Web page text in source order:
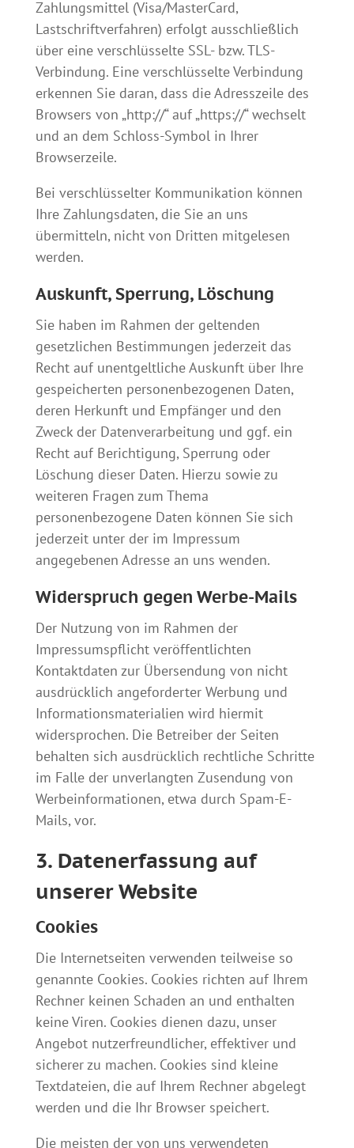
Zahlungsmittel (Visa/MasterCard,
Lastschriftverfahren) erfolgt ausschließlich
über eine verschlüsselte SSL- bzw. TLS-
Verbindung. Eine verschlüsselte Verbindung
erkennen Sie daran, dass die Adresszeile des
Browsers von „http://“ auf „https://“ wechselt
und an dem Schloss-Symbol in Ihrer
Browserzeile.
Bei verschlüsselter Kommunikation können
Ihre Zahlungsdaten, die Sie an uns
übermitteln, nicht von Dritten mitgelesen
werden.
Auskunft, Sperrung, Löschung
Sie haben im Rahmen der geltenden
gesetzlichen Bestimmungen jederzeit das
Recht auf unentgeltliche Auskunft über Ihre
gespeicherten personenbezogenen Daten,
deren Herkunft und Empfänger und den
Zweck der Datenverarbeitung und ggf. ein
Recht auf Berichtigung, Sperrung oder
Löschung dieser Daten. Hierzu sowie zu
weiteren Fragen zum Thema
personenbezogene Daten können Sie sich
jederzeit unter der im Impressum
angegebenen Adresse an uns wenden.
Widerspruch gegen Werbe-Mails
Der Nutzung von im Rahmen der
Impressumspflicht veröffentlichten
Kontaktdaten zur Übersendung von nicht
ausdrücklich angeforderter Werbung und
Informationsmaterialien wird hiermit
widersprochen. Die Betreiber der Seiten
behalten sich ausdrücklich rechtliche Schritte
im Falle der unverlangten Zusendung von
Werbeinformationen, etwa durch Spam-E-
Mails, vor.
3. Datenerfassung auf
unserer Website
Cookies
Die Internetseiten verwenden teilweise so
genannte Cookies. Cookies richten auf Ihrem
Rechner keinen Schaden an und enthalten
keine Viren. Cookies dienen dazu, unser
Angebot nutzerfreundlicher, effektiver und
sicherer zu machen. Cookies sind kleine
Textdateien, die auf Ihrem Rechner abgelegt
werden und die Ihr Browser speichert.
Die meisten der von uns verwendeten